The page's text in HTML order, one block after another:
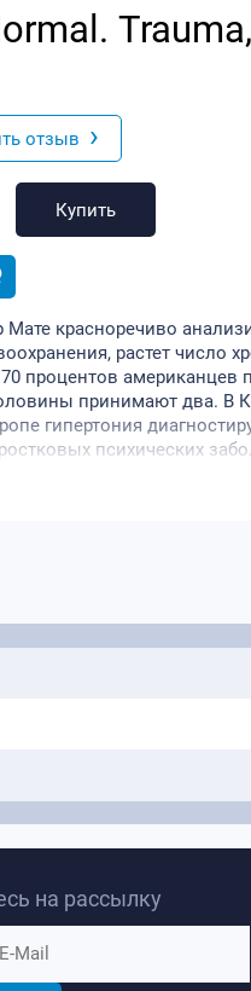
отзыв ›
Купить
красноречиво
растет число
процентов американцев
принимают два. В
гипертония
психических
к выводу, что
Теперь Мате
мифов о том, что делает
ухудшением здоровья
на рассылку